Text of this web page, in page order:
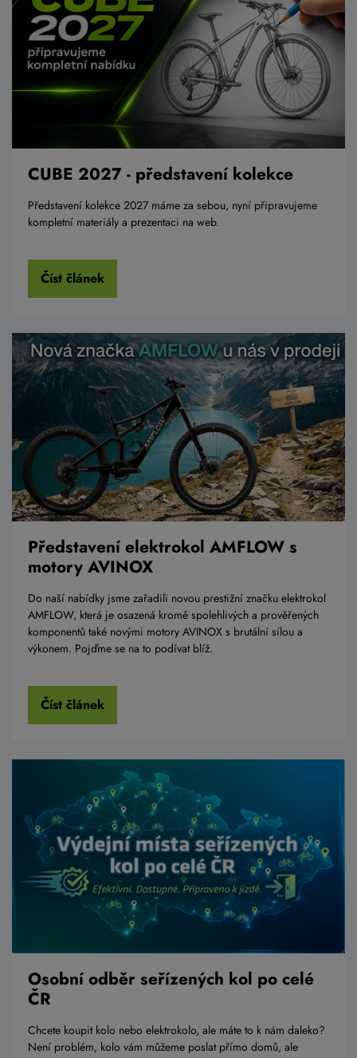
CUBE 2027 - představení kolekce
Představení kolekce 2027 máme za sebou, nyní připravujeme
kompletní materiály a prezentaci na web.
Číst článek
Představení elektrokol AMFLOW s
motory AVINOX
Do naší nabídky jsme zařadili novou prestižní značku elektrokol
AMFLOW, která je osazená kromě spolehlivých a prověřených
komponentů také novými motory AVINOX s brutální sílou a
výkonem. Pojďme se na to podívat blíž.
Číst článek
Osobní odběr seřízených kol po celé
ČR
Chcete koupit kolo nebo elektrokolo, ale máte to k nám daleko?
Není problém, kolo vám můžeme poslat přímo domů, ale